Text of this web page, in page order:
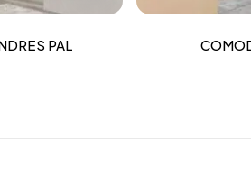
PAL